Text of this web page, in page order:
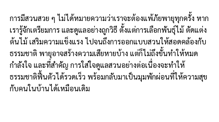
การมีสวนสวย ๆ ไม่ได้หมายความว่าเราจะต้องแพ้ภัยพายุทุกครั้ง หาก
เรารู้จักเตรียมการ และดูแลอย่างถูกวิธี ตั้งแต่การเลือกพันธุ์ไม้ ตัดแต่ง
ต้นไม้ เสริมความแข็งแรง ไปจนถึงการออกแบบสวนให้สอดคล้องกับ
ธรรมชาติ พายุอาจสร้างความเสียหายบ้าง แต่ก็ไม่ถึงขั้นทำให้หมด
กำลังใจ และที่สำคัญ การใส่ใจดูแลสวนอย่างต่อเนื่องจะทำให้
ธรรมชาติฟื้นตัวได้รวดเร็ว พร้อมกลับมาเป็นมุมพักผ่อนที่ให้ความสุข
กับคนในบ้านได้เหมือนเดิม